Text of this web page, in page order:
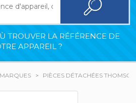
TROUVER LA RÉFÉRENCE DE
APPAREIL ?
PIÈCES DÉTACHÉES THOMSON